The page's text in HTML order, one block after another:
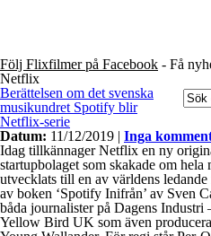
Följ Flixfilmer på Facebook - Få
Netflix
Berättelsen om det svenska
musikundret Spotify blir
Netflix-serie
Datum: 11/12/2019 | Inga
Idag tillkännager Netflix en ny
startupbolaget som skakade om hela
utvecklats till en av världens
av boken ‘Spotify Inifrån’ av Sven
båda journalister på Dagens Industri
Yellow Bird UK som även